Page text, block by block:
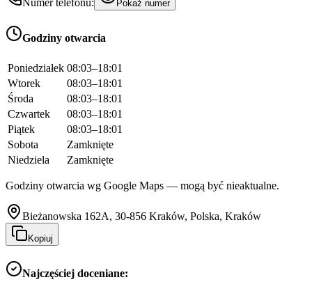
Numer telefonu:
Pokaż numer
Godziny otwarcia
Poniedziałek 08:03–18:01
Wtorek
08:03–18:01
Środa
08:03–18:01
Czwartek
08:03–18:01
Piątek
08:03–18:01
Sobota
Zamknięte
Niedziela
Zamknięte
Godziny otwarcia wg Google Maps — mogą być nieaktualne.
Bieżanowska 162A, 30-856 Kraków, Polska, Kraków
Kopiuj
Najczęściej doceniane: